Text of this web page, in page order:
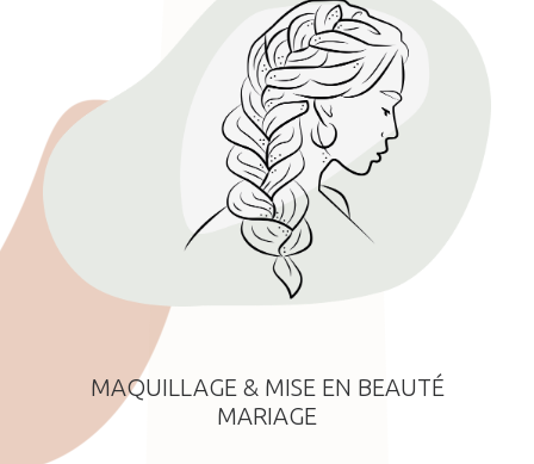
MAQUILLAGE & MISE EN BEAUTÉ
MARIAGE